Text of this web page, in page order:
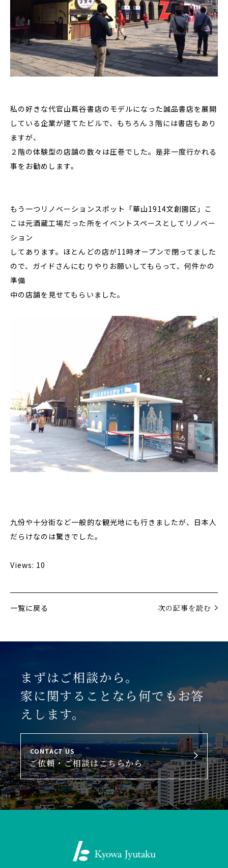
私の好きな代官山蔦谷書店のモデルになった誠品書店を展開
している企業が建てたビルで、もちろん３階には書店もあり
ますが、
２階の体験型の店舗の数々は圧巻でした。是非一度行かれる
事をお勧めします。
もう一つリノベーションスポット「華山1914文創園区」こ
こは元酒蔵工場だった所をイベントスペースとしてリノベー
ション
してあります。ほとんどの店が11時オープンで閉ってました
ので、ガイドさんにむりやりお願いしてもらって、何件かの
準備
中の店舗を見せてもらいました。
九份や十分街など一般的な観光地にも行きましたが、日本人
だらけなのは驚きでした。
Views: 10
一覧に戻る 次の記事を読む
まずはご相談から。
家に関することなら何でもお答
えします。
CONTACT US
ご依頼・ご相談はこちらから